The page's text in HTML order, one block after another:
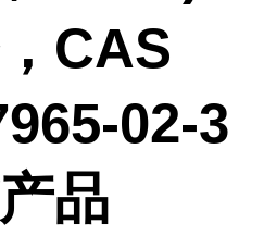
CAS
02-3
品